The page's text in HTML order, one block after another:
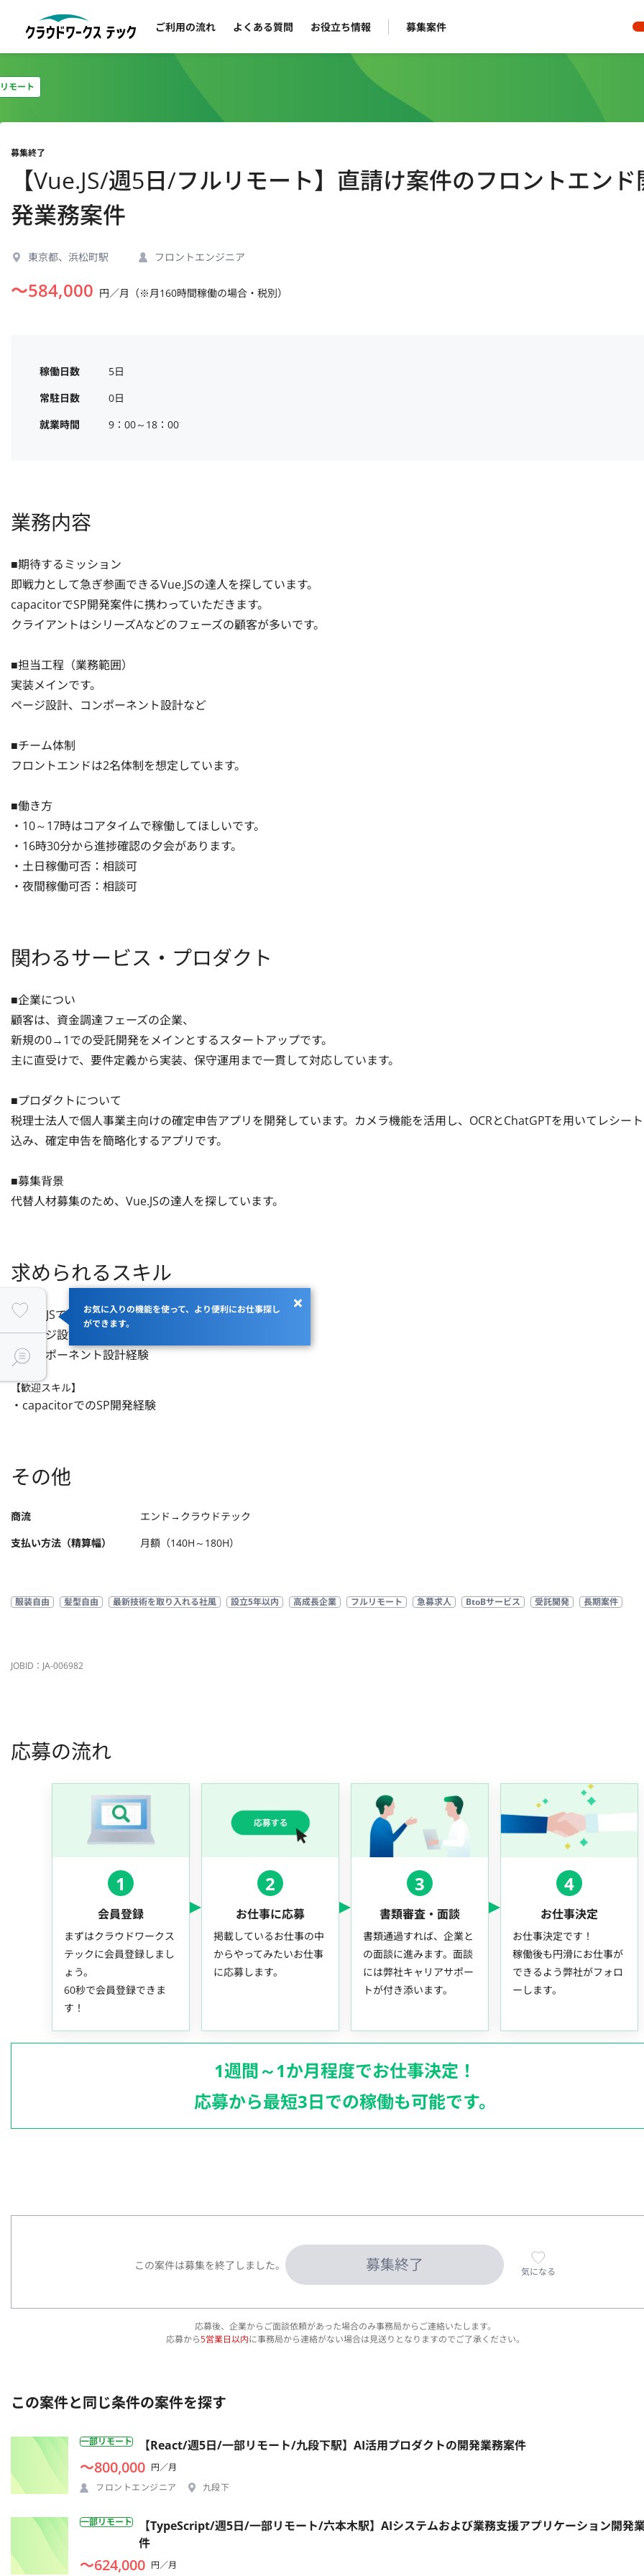
ご利用の流れ よくある質問 お役立ち情報 募集案件
お気に入りの機能を使って、より便利にお仕事探し
ができます。
モート
募集終了
【Vue.JS/週5日/フルリモート】直請け案件のフロントエンド
発業務案件
東京都、浜松町駅 フロントエンジニア
〜584,000 円／月（※月160時間稼働の場合・税別）
稼働日数
5日
常駐日数
0日
就業時間
9：00～18：00
業務内容
■期待するミッション
即戦力として急ぎ参画できるVue.JSの達人を探しています。
capacitorでSP開発案件に携わっていただきます。
クライアントはシリーズAなどのフェーズの顧客が多いです。
■担当工程（業務範囲）
実装メインです。
ページ設計、コンポーネント設計など
■チーム体制
フロントエンドは2名体制を想定しています。
■働き方
・10～17時はコアタイムで稼働してほしいです。
・16時30分から進捗確認の夕会があります。
・土日稼働可否：相談可
・夜間稼働可否：相談可
関わるサービス・プロダクト
■企業につい
顧客は、資金調達フェーズの企業、
新規の0→1での受託開発をメインとするスタートアップです。
主に直受けで、要件定義から実装、保守運用まで一貫して対応しています。
■プロダクトについて
税理士法人で個人事業主向けの確定申告アプリを開発しています。カメラ機能を活用し、OCRとChatGPTを用いてレシー
込み、確定申告を簡略化するアプリです。
■募集背景
代替人材募集のため、Vue.JSの達人を探しています。
求められるスキル
・Vue.JSでのフロントエンド実装経験
・ページ設計経験
・コンポーネント設計経験
【歓迎スキル】
・capacitorでのSP開発経験
その他
商流
エンド→クラウドテック
支払い方法（精算幅）
月額（140H～180H）
服装自由 髪型自由 最新技術を取り入れる社風 設立5年以内 高成長企業 フルリモート 急募求人 BtoBサービス 受託開発 長期案件
JOBID：JA-006982
応募の流れ
1
会員登録
まずはクラウドワークス
テックに会員登録しまし
ょう。
60秒で会員登録できま
す！
2
お仕事に応募
掲載しているお仕事の中
からやってみたいお仕事
に応募します。
3
書類審査・面談
書類通過すれば、企業と
の面談に進みます。面談
には弊社キャリアサポー
トが付き添います。
4
お仕事決定
お仕事決定です！
稼働後も円滑にお仕事が
できるよう弊社がフォロ
ーします。
1週間～1か月程度でお仕事決定！
応募から最短3日での稼働も可能です。
この案件は募集を終了しました。 募集終了 気になる
応募後、企業からご面談依頼があった場合のみ事務局からご連絡いたします。
応募から5営業日以内に事務局から連絡がない場合は見送りとなりますのでご了承ください。
この案件と同じ条件の案件を探す
一部リモート 【React/週5日/一部リモート/九段下駅】AI活用プロダクトの開発業務案件
〜800,000 円／月
フロントエンジニア
九段下
一部リモート
【TypeScript/週5日/一部リモート/六本木駅】AIシステムおよび業務支援アプリケーション開発
件
〜624,000 円／月